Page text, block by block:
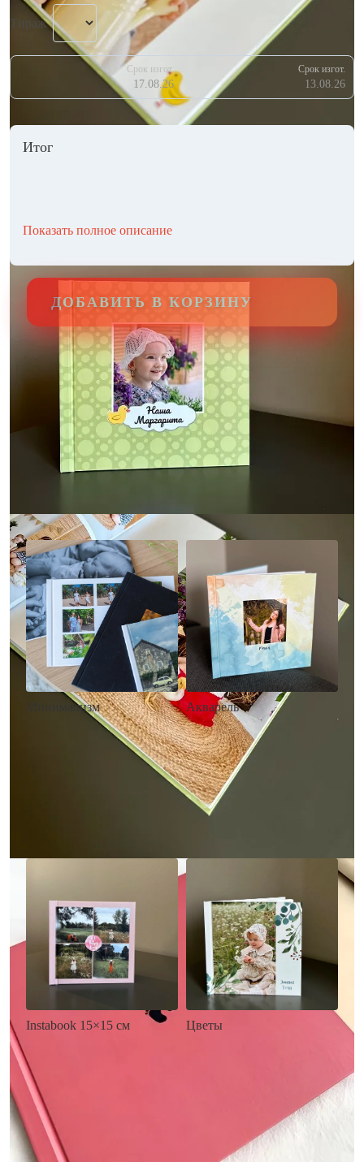
Тираж
Срок изгот.
17.08.26
Срок изгот.
13.08.26
Итог
Показать полное описание
ДОБАВИТЬ В КОРЗИНУ
Другие стили фотокниг
Минимализм
• Загрузка фото и текста
Акварель
• Декор в стиле
акварельных красок
• Выбор цвета фона
• Загрузка фото и текста
Заказать
Instabook 15×15 см
• Выбор цвета фона
• Загрузка фото и текста
Заказать
Цветы